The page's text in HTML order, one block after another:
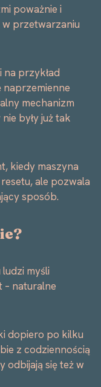
poważnie i
przetwarzaniu
na przykład
naprzemienne
mechanizm
były już tak
kiedy maszyna
ale pozwala
sposób.
myśli
– naturalne
dopiero po kilku
z codziennością
odbijają się też w